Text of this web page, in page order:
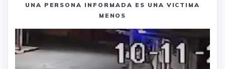
UNA PERSONA INFORMADA ES UNA VICTIMA
MENOS
Reproductor
de
vídeo